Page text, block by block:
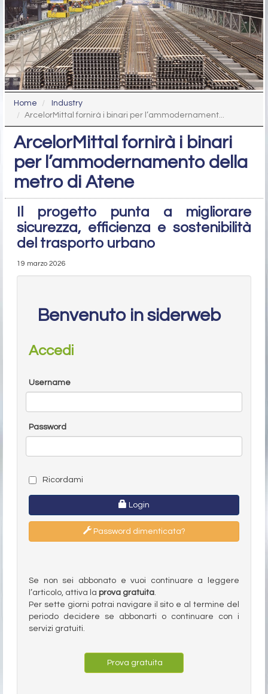
Home
Industry
ArcelorMittal fornirà i binari per l’ammodernament...
ArcelorMittal fornirà i binari
per l’ammodernamento della
metro di Atene
Il progetto punta a migliorare
sicurezza, efficienza e sostenibilità
del trasporto urbano
19 marzo 2026
Benvenuto in siderweb
Accedi
Username
Password
Ricordami
Login
Password dimenticata?
Se non sei abbonato e vuoi continuare a leggere
l’articolo, attiva la prova gratuita.
Per sette giorni potrai navigare il sito e al termine del
periodo decidere se abbonarti o continuare con i
servizi gratuiti.
Prova gratuita